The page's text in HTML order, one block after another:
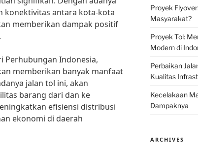
konektivitas antara kota-kota
memberikan dampak positif
Perhubungan Indonesia,
memberikan banyak manfaat
jalan tol ini, akan
barang dari dan ke
efisiensi distribusi
ekonomi di daerah
Proyek
Masyarakat?
Proyek Tol:
Modern di
Perbaikan
Kualitas
Kecelakaan
Dampaknya
ARCHIVES